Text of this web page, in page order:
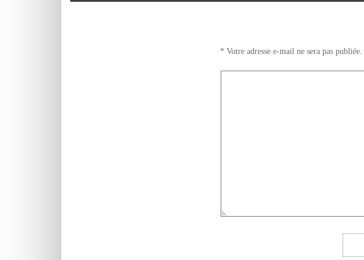
Votre adresse e-mail ne sera pas publiée.
*